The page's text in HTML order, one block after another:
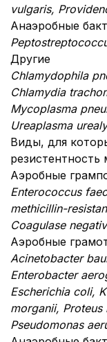
vulgaris,
Анаэробные
Другие
Chlamydophila
Chlamydia
Mycoplasma
Ureaplasma
Виды, для
Аэробные
Enterococcus
methicillin-
Coagulase
Аэробные
Acinetobacter
Enterobacter
Escherichia coli,
morganii,
Pseudomonas